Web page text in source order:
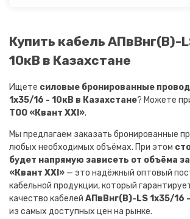
Купить кабель АПвВнг(B)-
10кВ в Казахстане
Ищете силовые бронированные
1х35/16 - 10кВ в Казахстане? Можете
ТОО «Квант XXI».
Мы предлагаем заказать бронированные
любых необходимых объёмах. При этом
будет напрямую зависеть от объёма
«Квант XXI» — это надёжный оптовый
кабельной продукции, который
качество кабелей АПвВнг(B)-LS 1х35/16
из самых доступных цен на рынке.